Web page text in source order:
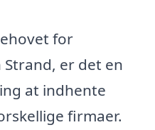
for
er det en
at indhente
firmaer.